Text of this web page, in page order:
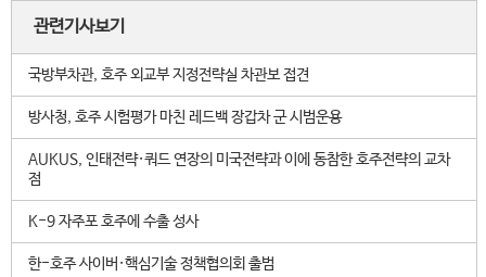
관련기사보기
국방부차관, 호주 외교부 지정전략실 차관보 접견
방사청, 호주 시험평가 마친 레드백 장갑차 군 시범운용
AUKUS, 인태전략·쿼드 연장의 미국전략과 이에 동참한 호주전략의 교차
점
K-9 자주포 호주에 수출 성사
한-호주 사이버·핵심기술 정책협의회 출범